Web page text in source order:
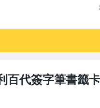
百代簽字筆書籤